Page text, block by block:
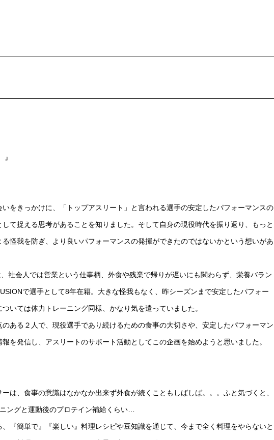
をきっかけに、「トップアスリート」と言われる選手の安定したパフォーマンスの
て捉える思考があることを知りました。そして自身の現役時代を振り返り、もっと
怪我を防ぎ、より良いパフォーマンスの発揮ができたのではないかという想いがあ
社会人では営業という仕事柄、外食や残業で帰りが遅いにも関わらず、栄養バラン
で選手として8年在籍。大きな怪我もなく、昨シーズンまで安定したパフォー
いては体力トレーニング同様、かなり気を遣っていました。
ある２人で、現役選手であり続けるための食事の大切さや、安定したパフォーマン
を発信し、アスリートのサポート活動としてこの企画を始めようと思いました。
は、食事の意識はなかなか出来ず外食が続くこともしばしば。。。ふと気づくと、
ングと運動後のプロテイン補給くらい…
『簡単で』『楽しい』料理レシピや豆知識を通じて、今まで全く料理をやらないと